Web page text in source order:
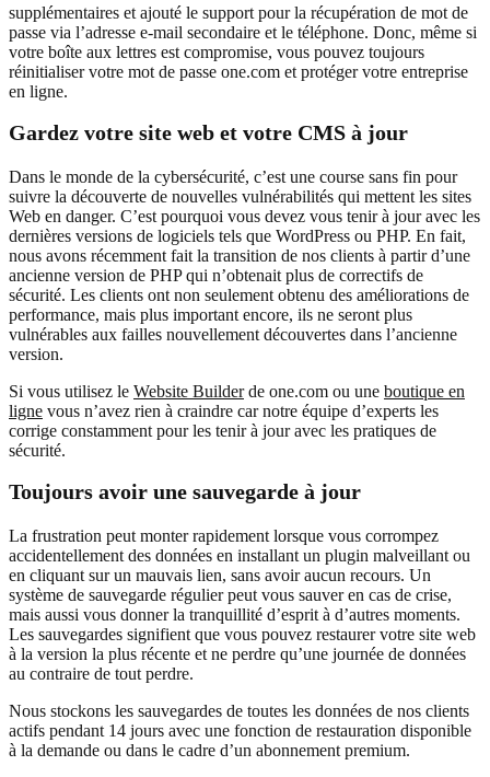
supplémentaires et ajouté le support pour la récupération de mot de
passe via l’adresse e-mail secondaire et le téléphone. Donc, même si
votre boîte aux lettres est compromise, vous pouvez toujours
réinitialiser votre mot de passe one.com et protéger votre entreprise
en ligne.
Gardez votre site web et votre CMS à jour
Dans le monde de la cybersécurité, c’est une course sans fin pour
suivre la découverte de nouvelles vulnérabilités qui mettent les sites
Web en danger. C’est pourquoi vous devez vous tenir à jour avec les
dernières versions de logiciels tels que WordPress ou PHP. En fait,
nous avons récemment fait la transition de nos clients à partir d’une
ancienne version de PHP qui n’obtenait plus de correctifs de
sécurité. Les clients ont non seulement obtenu des améliorations de
performance, mais plus important encore, ils ne seront plus
vulnérables aux failles nouvellement découvertes dans l’ancienne
version.
Si vous utilisez le Website Builderde one.com ou une boutique en
ligne vous n’avez rien à craindre car notre équipe d’experts les
corrige constamment pour les tenir à jour avec les pratiques de
sécurité.
Toujours avoir une sauvegarde à jour
La frustration peut monter rapidement lorsque vous corrompez
accidentellement des données en installant un plugin malveillant ou
en cliquant sur un mauvais lien, sans avoir aucun recours. Un
système de sauvegarde régulier peut vous sauver en cas de crise,
mais aussi vous donner la tranquillité d’esprit à d’autres moments.
Les sauvegardes signifient que vous pouvez restaurer votre site web
à la version la plus récente et ne perdre qu’une journée de données
au contraire de tout perdre.
Nous stockons les sauvegardes de toutes les données de nos clients
actifs pendant 14 jours avec une fonction de restauration disponible
à la demande ou dans le cadre d’un abonnement premium.